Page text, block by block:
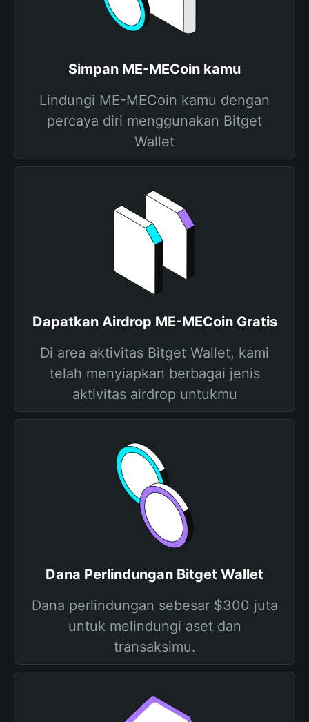
Simpan ME-MECoin kamu
Lindungi ME-MECoin kamu dengan
percaya diri menggunakan Bitget
Wallet
Dapatkan Airdrop ME-MECoin Gratis
Di area aktivitas Bitget Wallet, kami
telah menyiapkan berbagai jenis
aktivitas airdrop untukmu
Dana Perlindungan Bitget Wallet
Dana perlindungan sebesar $300 juta
untuk melindungi aset dan
transaksimu.